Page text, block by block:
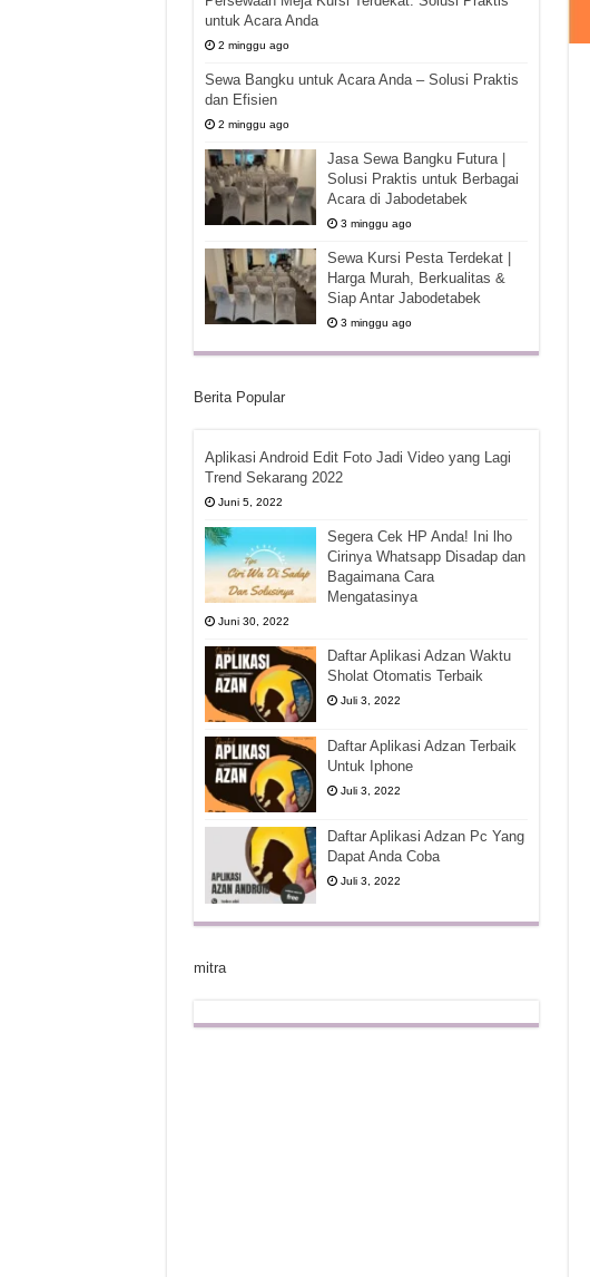
untuk Acara Anda
2 minggu ago
Sewa Bangku untuk Acara Anda – Solusi Praktis
dan Efisien
2 minggu ago
Jasa Sewa Bangku Futura |
Solusi Praktis untuk Berbagai
Acara di Jabodetabek
3 minggu ago
Sewa Kursi Pesta Terdekat |
Harga Murah, Berkualitas &
Siap Antar Jabodetabek
3 minggu ago
Berita Popular
Aplikasi Android Edit Foto Jadi Video yang Lagi
Trend Sekarang 2022
Juni 5, 2022
Segera Cek HP Anda! Ini lho
Cirinya Whatsapp Disadap dan
Bagaimana Cara
Mengatasinya
Juni 30, 2022
Daftar Aplikasi Adzan Waktu
Sholat Otomatis Terbaik
Juli 3, 2022
Daftar Aplikasi Adzan Terbaik
Untuk Iphone
Juli 3, 2022
Daftar Aplikasi Adzan Pc Yang
Dapat Anda Coba
Juli 3, 2022
mitra